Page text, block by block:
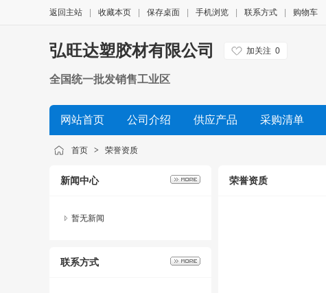
返回主站 收藏本页 保存桌面 手机浏览 联系方式 购物车
弘旺达塑胶材有限公司 加关注 0
全国统一批发销售工业区
网站首页 公司介绍 供应产品 采购清单
展会信息 友情链接
首页 > 荣誉资质
新闻中心
暂无新闻
联系方式
荣誉资质